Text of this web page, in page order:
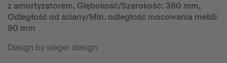
z amortyzatorem, Głębokość/Szerokość: 360 mm,
Odległość od ściany/Min. odległość mocowania mebli:
90 mm
Design by sieger design